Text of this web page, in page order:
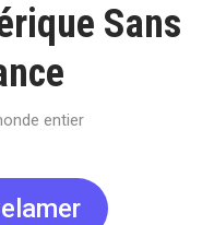
Sans
entier